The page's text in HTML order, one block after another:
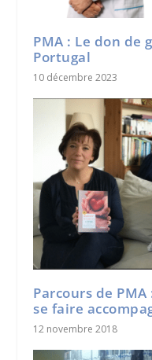
PMA : Le don de
Portugal
10 décembre 2023
Parcours de
se faire
12 novembre 2018